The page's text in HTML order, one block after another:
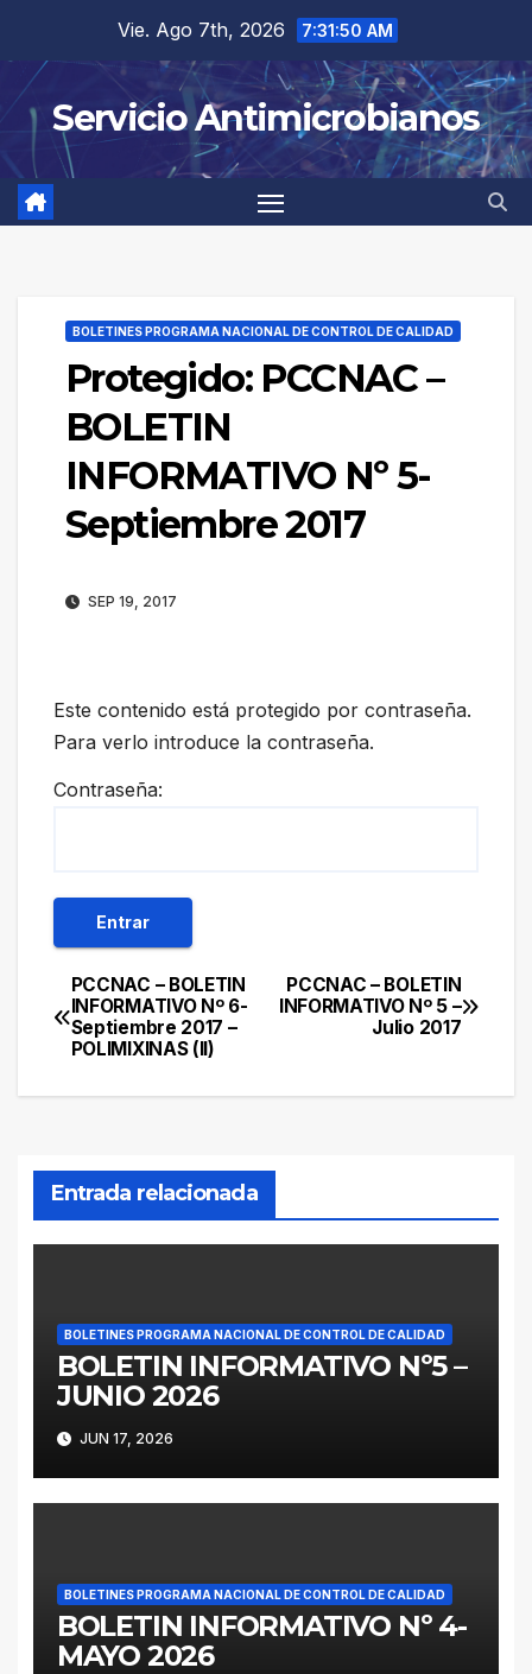
contenido
Vie. Ago 7th, 2026 7:31:50 AM
Servicio Antimicrobianos
BOLETINES PROGRAMA NACIONAL DE CONTROL DE CALIDAD
Protegido: PCCNAC –
BOLETIN
INFORMATIVO Nº 5-
Septiembre 2017
SEP 19, 2017
Este contenido está protegido por contraseña.
Para verlo introduce la contraseña.
Contraseña:
Navegación
de
entradas
PCCNAC – BOLETIN
INFORMATIVO Nº 5 –
Julio 2017
PCCNAC – BOLETIN
INFORMATIVO Nº 6-
Septiembre 2017 –
POLIMIXINAS (II)
Entrada relacionada
BOLETINES PROGRAMA NACIONAL DE CONTROL DE CALIDAD
BOLETIN INFORMATIVO Nº5 –
JUNIO 2026
JUN 17, 2026
BOLETINES PROGRAMA NACIONAL DE CONTROL DE CALIDAD
BOLETIN INFORMATIVO Nº 4-
MAYO 2026